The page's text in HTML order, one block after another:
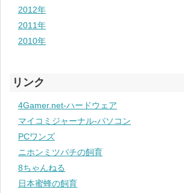
2012年
2011年
2010年
リンク
4Gamer.net-ハードウェア
マイコミジャーナル-パソコン
PCワンズ
ニホンミツバチの飼育
8ちゃんねる
日本蜜蜂の飼育